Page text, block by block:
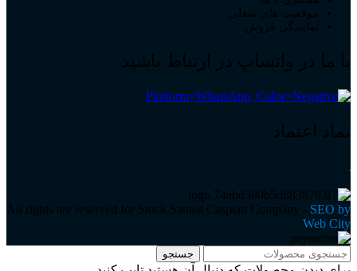
موقعیت های شغلی
نمایندگی فروش
با ما در واتساپ در ارتباط باشید
نماد اعتماد
All rights are reserved for Stock Sanaat Caspian Company - SEO by
Web City
جستجو